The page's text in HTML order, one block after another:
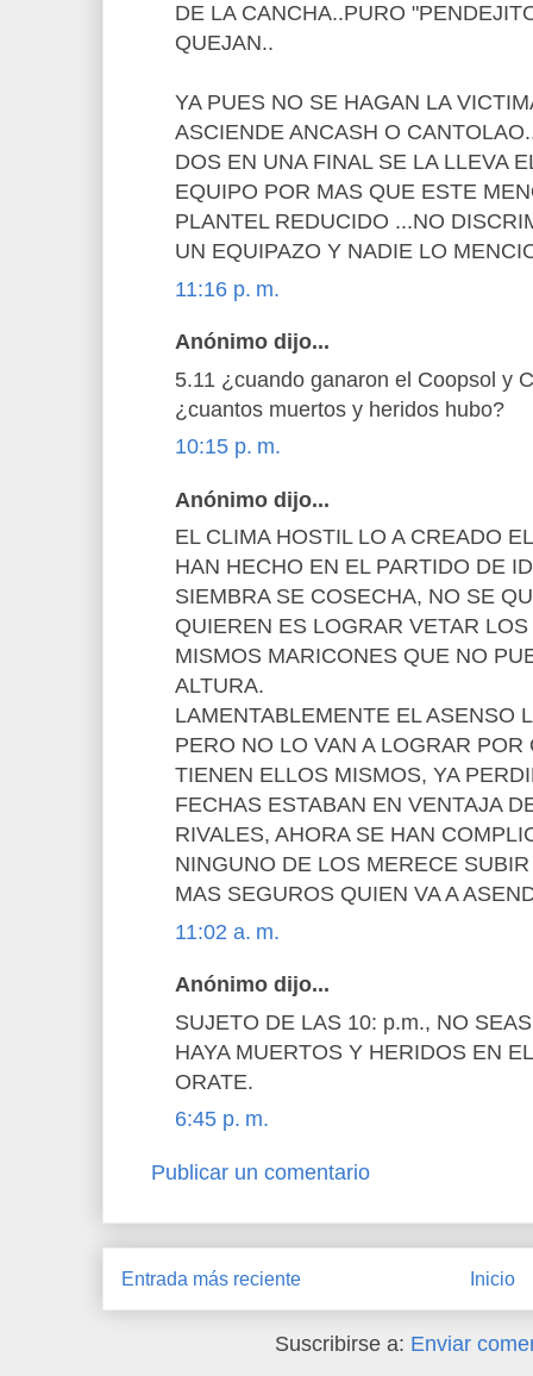
DE LA CANCHA..PURO
QUEJAN..
YA PUES NO SE HAGAN LA
ASCIENDE ANCASH O
DOS EN UNA FINAL SE LA LLEVA
EQUIPO POR MAS QUE ESTE
PLANTEL REDUCIDO ...NO
UN EQUIPAZO Y NADIE LO
11:16 p. m.
Anónimo dijo...
5.11 ¿cuando ganaron el Coopsol y
¿cuantos muertos y heridos hubo?
10:15 p. m.
Anónimo dijo...
EL CLIMA HOSTIL LO A CREADO
HAN HECHO EN EL PARTIDO DE
SIEMBRA SE COSECHA, NO SE
QUIEREN ES LOGRAR VETAR
MISMOS MARICONES QUE NO
ALTURA.
LAMENTABLEMENTE EL ASENSO
PERO NO LO VAN A LOGRAR POR
TIENEN ELLOS MISMOS, YA
FECHAS ESTABAN EN VENTAJA
RIVALES, AHORA SE HAN
NINGUNO DE LOS MERECE
MAS SEGUROS QUIEN VA A
11:02 a. m.
Anónimo dijo...
SUJETO DE LAS 10: p.m., NO
HAYA MUERTOS Y HERIDOS EN
ORATE.
6:45 p. m.
Publicar un comentario
Entrada más reciente Inicio
Suscribirse a: Enviar